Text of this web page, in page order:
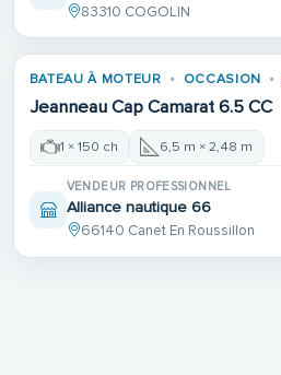
83310 COGOLIN
BATEAU À MOTEUR OCCASION
Jeanneau Cap Camarat 6.5 CC
1 × 150 ch 6,5 m × 2,48 m
VENDEUR PROFESSIONNEL
Alliance nautique 66
66140 Canet En Roussillon